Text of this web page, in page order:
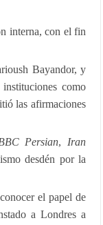
interna, con el fin
Bayandor, y
como
las afirmaciones
Persian, Iran
desdén por la
el papel de
a Londres a